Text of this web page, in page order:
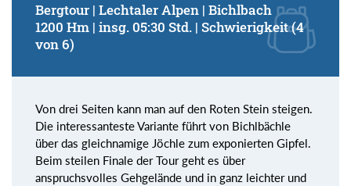
Bergtour | Lechtaler Alpen | Bichlbach
1200 Hm | insg. 05:30 Std. | Schwierigkeit (4
von 6)
Von drei Seiten kann man auf den Roten Stein steigen.
Die interessanteste Variante führt von Bichlbächle
über das gleichnamige Jöchle zum exponierten Gipfel.
Beim steilen Finale der Tour geht es über
anspruchsvolles Gehgelände und in ganz leichter und